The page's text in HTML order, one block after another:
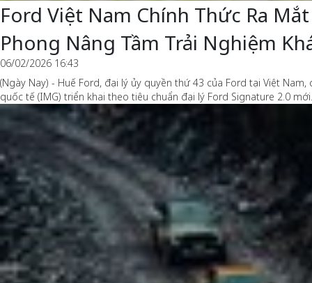
Ford Việt Nam Chính Thức Ra
Phong Nâng Tầm Trải Nghiệm
06/02/2026 16:43
(Ngày Nay) - Huế Ford, đại lý ủy quyền thứ 43 của Ford tại Việt
quốc tế (IMG) triển khai theo tiêu chuẩn đại lý Ford Signature 2.0 mới.